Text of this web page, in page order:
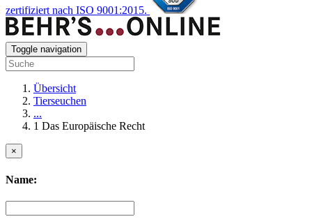
zertifiziert nach ISO 9001:2015.
Toggle navigation
Übersicht
Tierseuchen
...
1 Das Europäische Recht
×
Name: